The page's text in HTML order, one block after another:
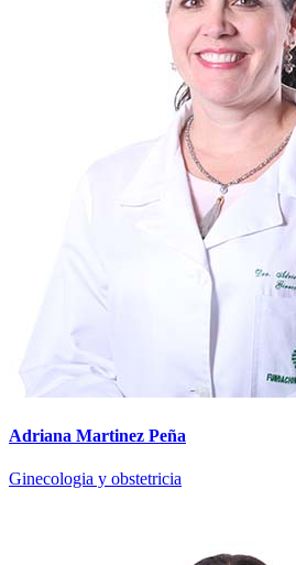
Adriana Martinez Peña
Ginecologia y obstetricia